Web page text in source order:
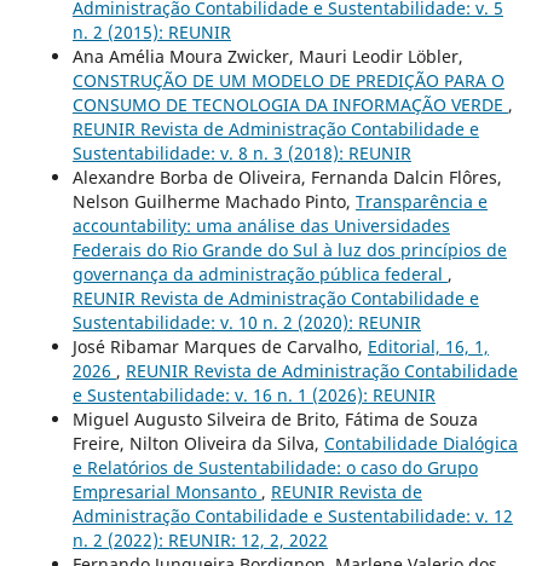
Administração Contabilidade e Sustentabilidade: v. 5
n. 2 (2015): REUNIR
Ana Amélia Moura Zwicker, Mauri Leodir Löbler,
CONSTRUÇÃO DE UM MODELO DE PREDIÇÃO PARA O
CONSUMO DE TECNOLOGIA DA INFORMAÇÃO VERDE ,
REUNIR Revista de Administração Contabilidade e
Sustentabilidade: v. 8 n. 3 (2018): REUNIR
Alexandre Borba de Oliveira, Fernanda Dalcin Flôres,
Nelson Guilherme Machado Pinto, Transparência e
accountability: uma análise das Universidades
Federais do Rio Grande do Sul à luz dos princípios de
governança da administração pública federal ,
REUNIR Revista de Administração Contabilidade e
Sustentabilidade: v. 10 n. 2 (2020): REUNIR
José Ribamar Marques de Carvalho, Editorial, 16, 1,
2026 , REUNIR Revista de Administração Contabilidade
e Sustentabilidade: v. 16 n. 1 (2026): REUNIR
Miguel Augusto Silveira de Brito, Fátima de Souza
Freire, Nilton Oliveira da Silva, Contabilidade Dialógica
e Relatórios de Sustentabilidade: o caso do Grupo
Empresarial Monsanto , REUNIR Revista de
Administração Contabilidade e Sustentabilidade: v. 12
n. 2 (2022): REUNIR: 12, 2, 2022